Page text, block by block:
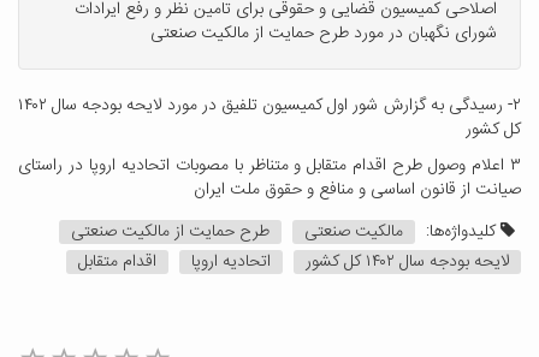
اصلاحی کمیسیون قضایی و حقوقی برای تامین نظر و رفع ایرادات
شورای نگهبان در مورد طرح حمایت از مالکیت صنعتی
۲- رسیدگی به گزارش شور اول کمیسیون تلفیق در مورد لایحه بودجه سال ۱۴۰۲
کل کشور
۳ اعلام وصول طرح اقدام متقابل و متناظر با مصوبات اتحادیه اروپا در راستای
صیانت از قانون اساسی و منافع و حقوق ملت ایران
کلیدواژه‌ها:
مالکیت صنعتی
طرح حمایت از مالکیت صنعتی
لایحه بودجه سال ۱۴۰۲ کل کشور
اتحادیه اروپا اقدام متقابل